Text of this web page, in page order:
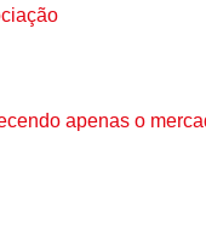
apenas o